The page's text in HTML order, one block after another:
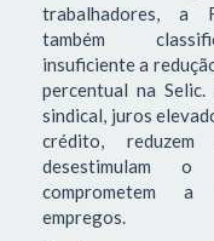
trabalhadores, a
também
insuficiente a
percentual na
sindical, juros
crédito, reduzem
desestimulam
comprometem
empregos.